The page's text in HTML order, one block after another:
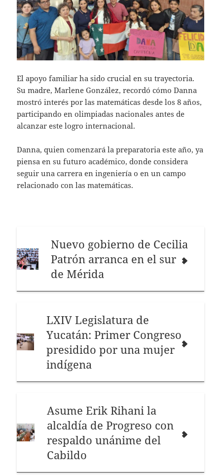
El apoyo familiar ha sido crucial en su trayectoria.
Su madre, Marlene González, recordó cómo Danna
mostró interés por las matemáticas desde los 8 años,
participando en olimpiadas nacionales antes de
alcanzar este logro internacional.
Danna, quien comenzará la preparatoria este año, ya
piensa en su futuro académico, donde considera
seguir una carrera en ingeniería o en un campo
relacionado con las matemáticas.
Nuevo gobierno de Cecilia
Patrón arranca en el sur
de Mérida
LXIV Legislatura de
Yucatán: Primer Congreso
presidido por una mujer
indígena
Asume Erik Rihani la
alcaldía de Progreso con
respaldo unánime del
Cabildo